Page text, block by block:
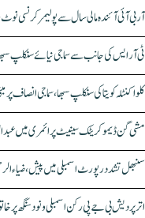
آر بی آئی آئندہ مالی سال سے پولیمر کرنسی
ٹی آر ایس کی جانب سے سماجی نیائے سنکلپ سبھا
کلواکنٹلہ کویتا کی سنکلپ سبھا، سماجی انصاف
مشی گن ڈیموکریٹک سینیٹ پرائمری میں
سنبھل تشدد رپورٹ اسمبلی میں پیش، ضیاء
اتر پردیش بی جے پی رکن اسمبلی ونود سنگھ پر